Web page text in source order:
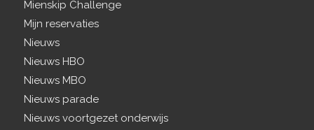
Mienskip Challenge
Mijn reservaties
Nieuws
Nieuws HBO
Nieuws MBO
Nieuws parade
Nieuws voortgezet onderwijs